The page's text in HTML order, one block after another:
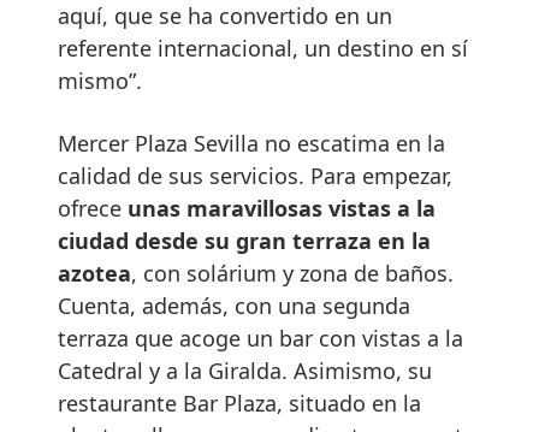
aquí, que se ha convertido en un
referente internacional, un destino en sí
mismo”.
Mercer Plaza Sevilla no escatima en la
calidad de sus servicios. Para empezar,
ofrece unas maravillosas vistas a la
ciudad desde su gran terraza en la
azotea, con solárium y zona de baños.
Cuenta, además, con una segunda
terraza que acoge un bar con vistas a la
Catedral y a la Giralda. Asimismo, su
restaurante Bar Plaza, situado en la